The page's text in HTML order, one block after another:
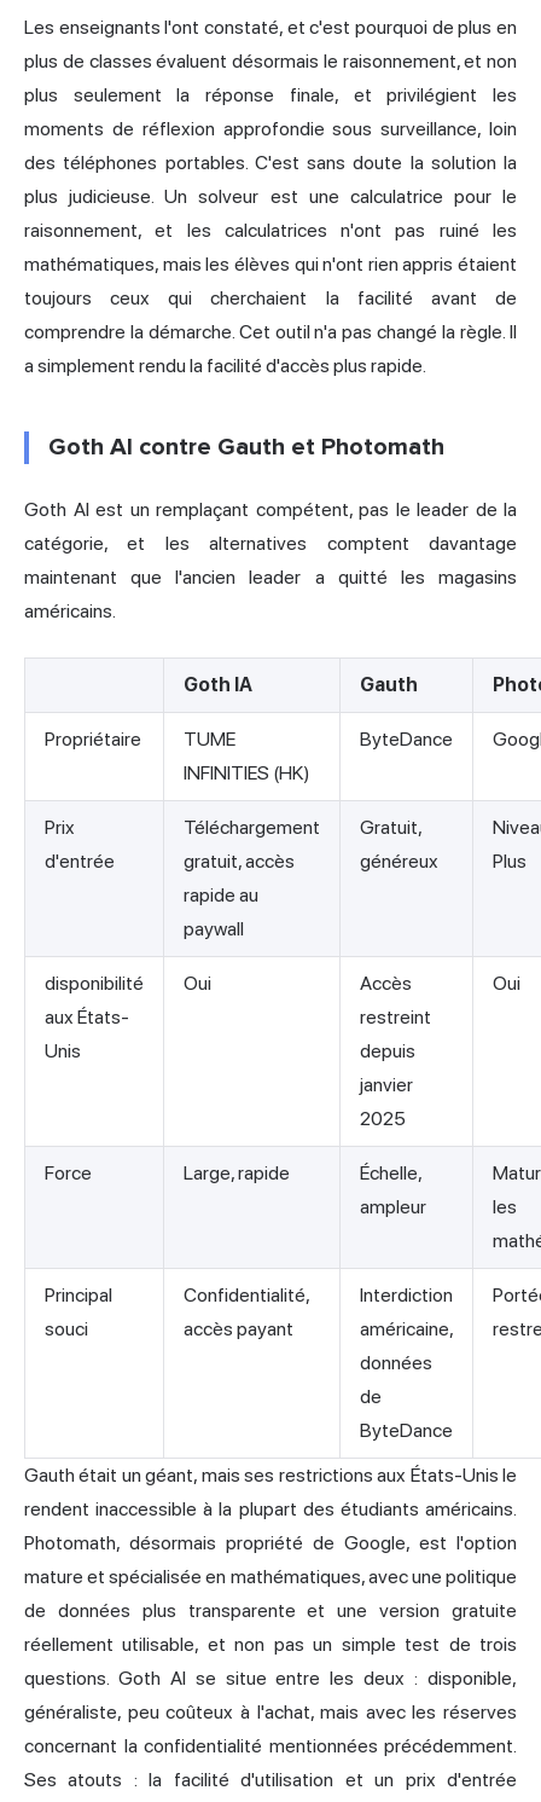
Les enseignants l'ont constaté, et c'est pourquoi de plus en
plus de classes évaluent désormais le raisonnement, et non
plus seulement la réponse finale, et privilégient les
moments de réflexion approfondie sous surveillance, loin
des téléphones portables. C'est sans doute la solution la
plus judicieuse. Un solveur est une calculatrice pour le
raisonnement, et les calculatrices n'ont pas ruiné les
mathématiques, mais les élèves qui n'ont rien appris étaient
toujours ceux qui cherchaient la facilité avant de
comprendre la démarche. Cet outil n'a pas changé la règle. Il
a simplement rendu la facilité d'accès plus rapide.
Goth AI contre Gauth et Photomath
Goth AI est un remplaçant compétent, pas le leader de la
catégorie, et les alternatives comptent davantage
maintenant que l'ancien leader a quitté les magasins
américains.
Goth IA Gauth
Propriétaire
TUME
INFINITIES (HK)
ByteDance
Prix
d'entrée
Téléchargement
gratuit, accès
rapide au
paywall
Gratuit,
généreux
Plus
disponibilité
aux États-
Unis
Oui
Accès
restreint
depuis
janvier
2025
Oui
Force Large, rapide
Échelle,
ampleur
les
Principal
souci
Confidentialité,
accès payant
Interdiction
américaine,
données
de
ByteDance
Gauth était un géant, mais ses restrictions aux États-Unis le
rendent inaccessible à la plupart des étudiants américains.
Photomath, désormais propriété de Google, est l'option
mature et spécialisée en mathématiques, avec une politique
de données plus transparente et une version gratuite
réellement utilisable, et non pas un simple test de trois
questions. Goth AI se situe entre les deux : disponible,
généraliste, peu coûteux à l'achat, mais avec les réserves
concernant la confidentialité mentionnées précédemment.
Ses atouts : la facilité d'utilisation et un prix d'entrée